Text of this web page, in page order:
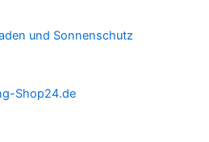
und Sonnenschutz
Shop24.de